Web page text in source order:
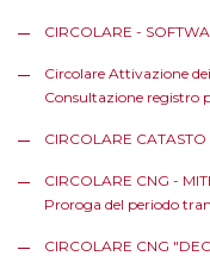
CIRCOLARE -
Circolare Attivazione
Consultazione registro
CIRCOLARE CATASTO
CIRCOLARE CNG -
Proroga del periodo
CIRCOLARE CNG